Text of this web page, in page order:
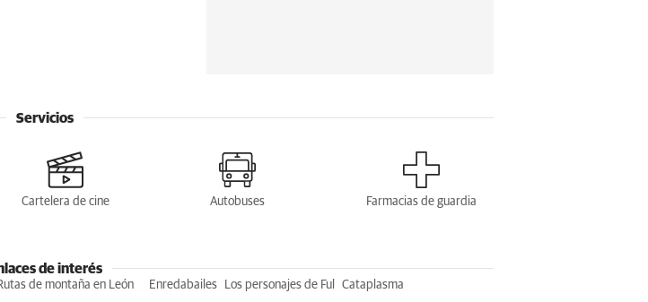
Servicios
Cartelera de cine Autobuses Farmacias de guardia
de interés
de montaña en León Enredabailes Los personajes de Ful Cataplasma